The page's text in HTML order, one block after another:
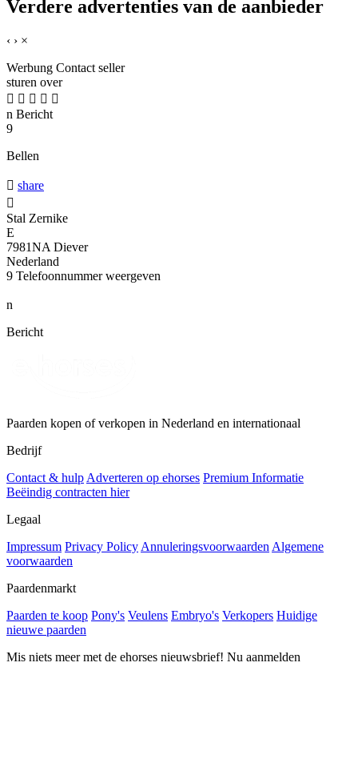
Verdere advertenties van de aanbieder
‹ › ×
Werbung Contact seller
sturen over
    
n Bericht
9
Bellen
 share

Stal Zernike
E
7981NA Diever
Nederland
9 Telefoonnummer weergeven
n
Bericht
Paarden kopen of verkopen in Nederland en internationaal
Bedrijf
Contact & hulp Adverteren op ehorses Premium Informatie
Beëindig contracten hier
Legaal
Impressum Privacy Policy Annuleringsvoorwaarden Algemene
voorwaarden
Paardenmarkt
Paarden te koop Pony's Veulens Embryo's Verkopers Huidige
nieuwe paarden
Mis niets meer met de ehorses nieuwsbrief! Nu aanmelden